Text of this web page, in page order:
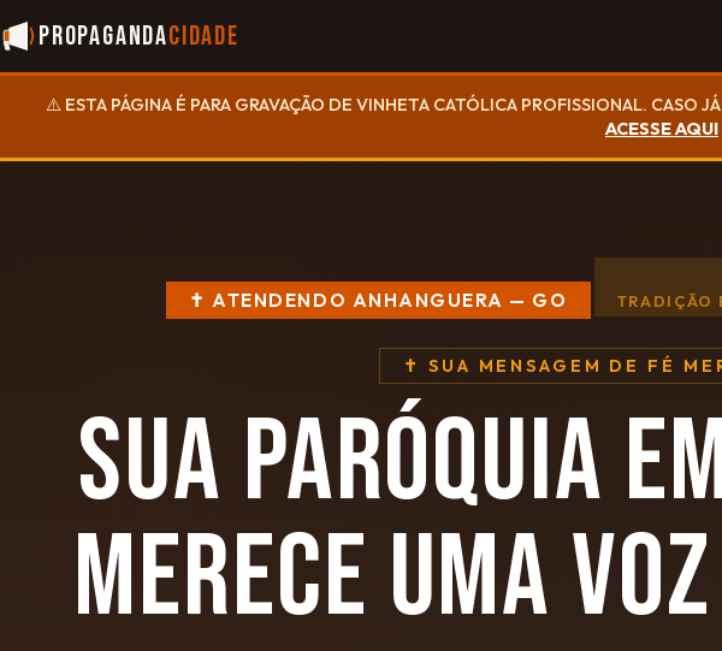
PropagandaCidade
⚠️ ESTA PÁGINA É PARA GRAVAÇÃO DE VINHETA CATÓLICA PROFISSIONAL. CASO
ACESSE AQUI
✝ ATENDENDO ANHANGUERA — GO TRADIÇÃO
✝ SUA MENSAGEM DE FÉ
SUA PARÓQUIA
MERECE UMA